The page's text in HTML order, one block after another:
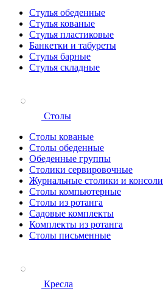
Стулья обеденные
Стулья кованые
Стулья пластиковые
Банкетки и табуреты
Стулья барные
Стулья складные
Столы
Столы кованые
Столы обеденные
Обеденные группы
Столики сервировочные
Журнальные столики и консоли
Столы компьютерные
Столы из ротанга
Садовые комплекты
Комплекты из ротанга
Столы письменные
Кресла